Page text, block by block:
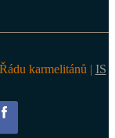
karmelitánů | IS